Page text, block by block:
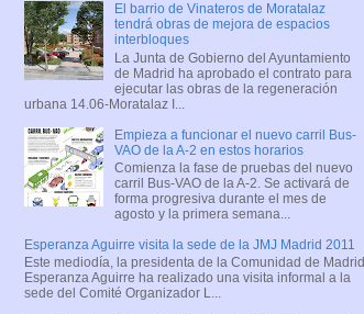
El barrio de Vinateros de Moratalaz
tendrá obras de mejora de espacios
interbloques
La Junta de Gobierno del Ayuntamiento
de Madrid ha aprobado el contrato para
ejecutar las obras de la regeneración
urbana 14.06-Moratalaz I...
Empieza a funcionar el nuevo carril Bus-
VAO de la A-2 en estos horarios
Comienza la fase de pruebas del nuevo
carril Bus-VAO de la A-2. Se activará de
forma progresiva durante el mes de
agosto y la primera semana...
Esperanza Aguirre visita la sede de la JMJ Madrid 2011
Este mediodía, la presidenta de la Comunidad de Madrid
Esperanza Aguirre ha realizado una visita informal a la
sede del Comité Organizador L...